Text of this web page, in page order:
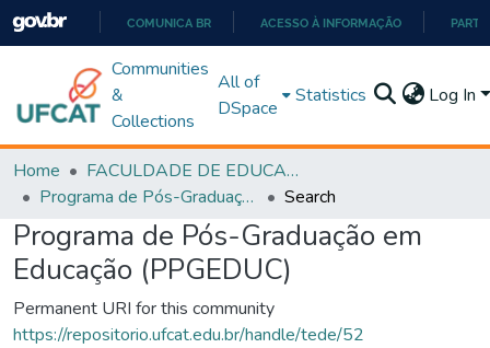
PARA
O
COMUNICA BR ACESSO À INFORMAÇÃO
Communities
&
Collections
All of
DSpace
Statistics Log In
Home
FACULDADE DE EDUCAÇÃO
Programa de Pós-Graduação em Educação (PPGEDUC)
Search
Programa de Pós-Graduação em
Educação (PPGEDUC)
Permanent URI for this community
https://repositorio.ufcat.edu.br/handle/tede/52